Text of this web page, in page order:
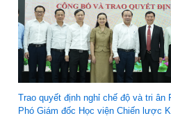
Trao quyết định nghỉ chế độ và tri ân
Phó Giám đốc Học viện Chiến lược